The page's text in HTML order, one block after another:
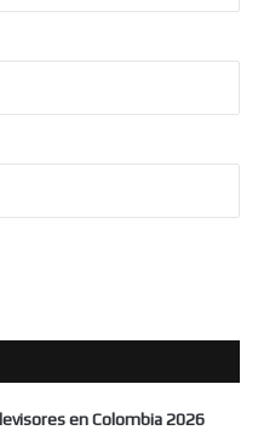
en Colombia 2026